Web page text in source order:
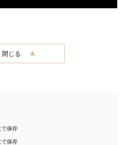
閉じる
保存
保存